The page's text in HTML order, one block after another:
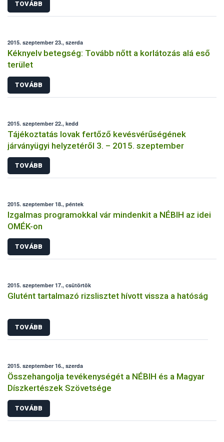
TOVÁBB
2015. szeptember 23., szerda
Kéknyelv betegség: Tovább nőtt a korlátozás alá eső
terület
TOVÁBB
2015. szeptember 22., kedd
Tájékoztatás lovak fertőző kevésvérűségének
járványügyi helyzetéről 3. – 2015. szeptember
TOVÁBB
2015. szeptember 18., péntek
Izgalmas programokkal vár mindenkit a NÉBIH az idei
OMÉK-on
TOVÁBB
2015. szeptember 17., csütörtök
Glutént tartalmazó rizslisztet hívott vissza a hatóság
TOVÁBB
2015. szeptember 16., szerda
Összehangolja tevékenységét a NÉBIH és a Magyar
Díszkertészek Szövetsége
TOVÁBB